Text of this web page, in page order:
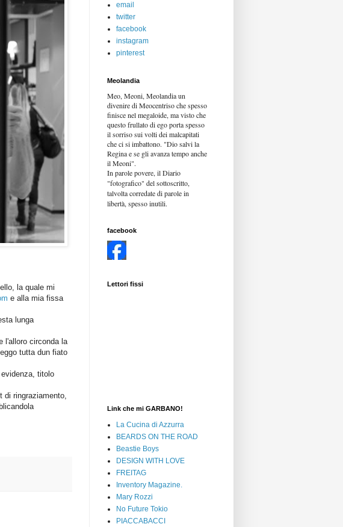
la quale mi
e alla mia fissa
lunga
l'alloro circonda la
tutta dun fiato
titolo
ringraziamento,
email
twitter
facebook
instagram
pinterest
Meolandia
Meo, Meoni, Meolandia un
divenire di Meocentriso che spesso
finisce nel megaloide, ma visto che
questo frullato di ego porta spesso
il sorriso sui volti dei malcapitati
che ci si imbattono. "Dio salvi la
Regina e se gli avanza tempo anche
il Meoni".
In parole povere, il Diario
"fotografico" del sottoscritto,
talvolta corredate di parole in
libertà, spesso inutili.
facebook
Lettori fissi
Link che mi GARBANO!
La Cucina di Azzurra
BEARDS ON THE ROAD
Beastie Boys
DESIGN WITH LOVE
FREITAG
Inventory Magazine.
Mary Rozzi
No Future Tokio
PIACCABACCI